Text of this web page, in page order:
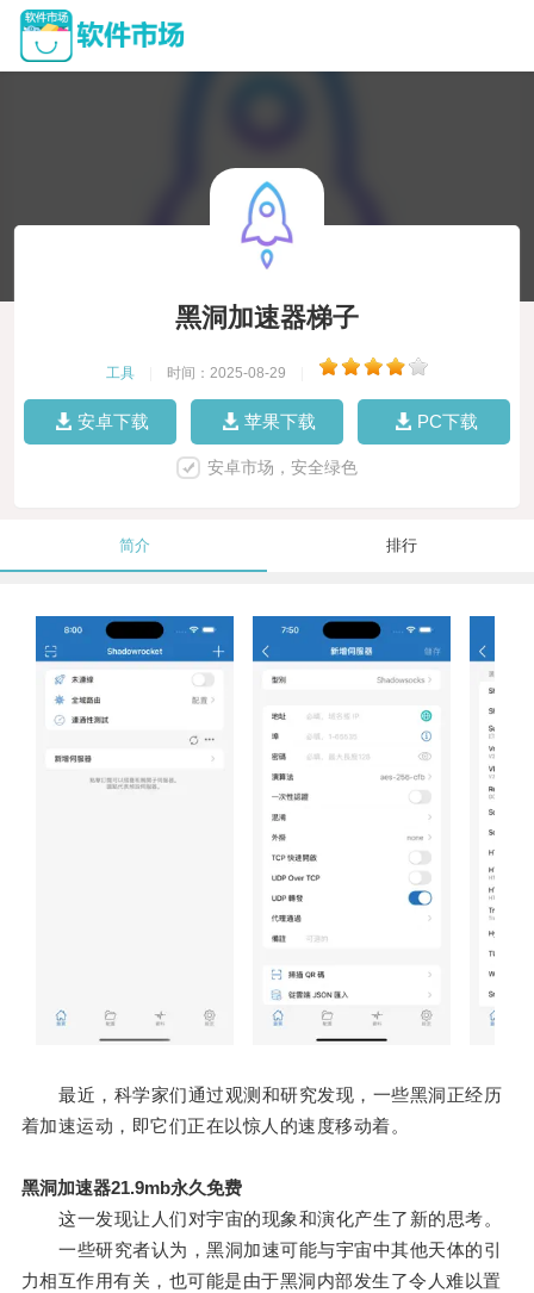
黑洞加速器梯子
工具 时间：2025-08-29
安卓下载 苹果下载 PC下载
安卓市场，安全绿色
简介 排行
最近，科学家们通过观测和研究发现，一些黑洞正经历
着加速运动，即它们正在以惊人的速度移动着。
黑洞加速器21.9mb永久免费
这一发现让人们对宇宙的现象和演化产生了新的思考。
一些研究者认为，黑洞加速可能与宇宙中其他天体的引
力相互作用有关，也可能是由于黑洞内部发生了令人难以置